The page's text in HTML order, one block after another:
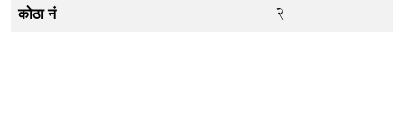
कोठा नं २